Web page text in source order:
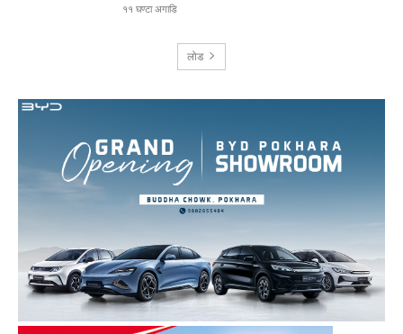
११ घण्टा अगाडि
लोड